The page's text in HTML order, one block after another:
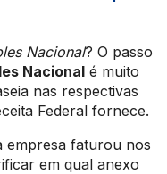
Nacional? O passo
Nacional é muito
nas respectivas
Federal fornece.
empresa faturou nos
em qual anexo